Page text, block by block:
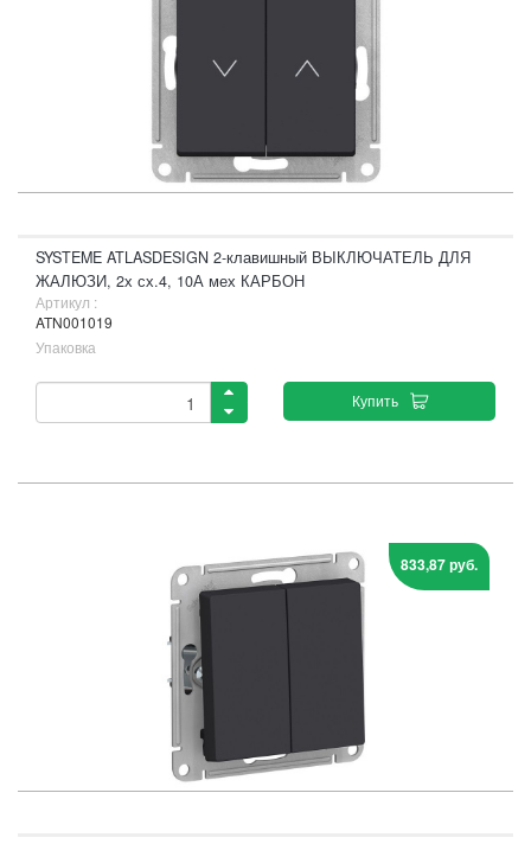
SYSTEME ATLASDESIGN 2-клавишный ВЫКЛЮЧАТЕЛЬ ДЛЯ
ЖАЛЮЗИ, 2х сх.4, 10А мех КАРБОН
Артикул :
ATN001019
Упаковка
Купить
833,87 руб.